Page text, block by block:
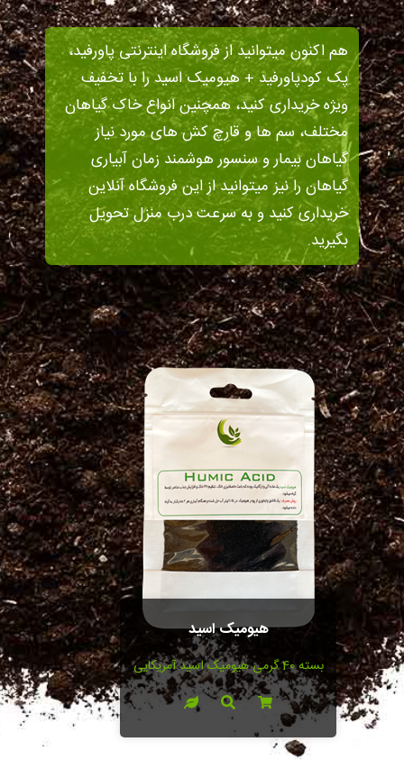
هم اکنون میتوانید از فروشگاه اینترنتی پاورفید،
پک کودپاورفید + هیومیک اسید را با تخفیف
ویژه خریداری کنید، همچنین انواع خاک گیاهان
مختلف، سم ها و قارچ کش های مورد نیاز
گیاهان بیمار و سنسور هوشمند زمان آبیاری
گیاهان را نیز میتوانید از این فروشگاه آنلاین
خریداری کنید و به سرعت درب منزل تحویل
بگیرید.
هیومیک اسید
بسته 40 گرمی هیومیک اسید آمریکایی